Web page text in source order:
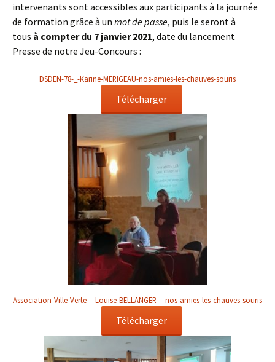
intervenants sont accessibles aux participants à la journée
de formation grâce à un mot de passe, puis le seront à
tous à compter du 7 janvier 2021, date du lancement
Presse de notre Jeu-Concours :
DSDEN-78-_-Karine-MERIGEAU-nos-amies-les-chauves-souris
Télécharger
Association-Ville-Verte-_-Louise-BELLANGER-_-nos-amies-les-chauves-souris
Télécharger